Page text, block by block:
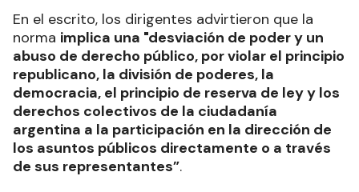
En el escrito, los dirigentes advirtieron que la
norma implica una "desviación de poder y un
abuso de derecho público, por violar el principio
republicano, la división de poderes, la
democracia, el principio de reserva de ley y los
derechos colectivos de la ciudadanía
argentina a la participación en la dirección de
los asuntos públicos directamente o a través
de sus representantes”.